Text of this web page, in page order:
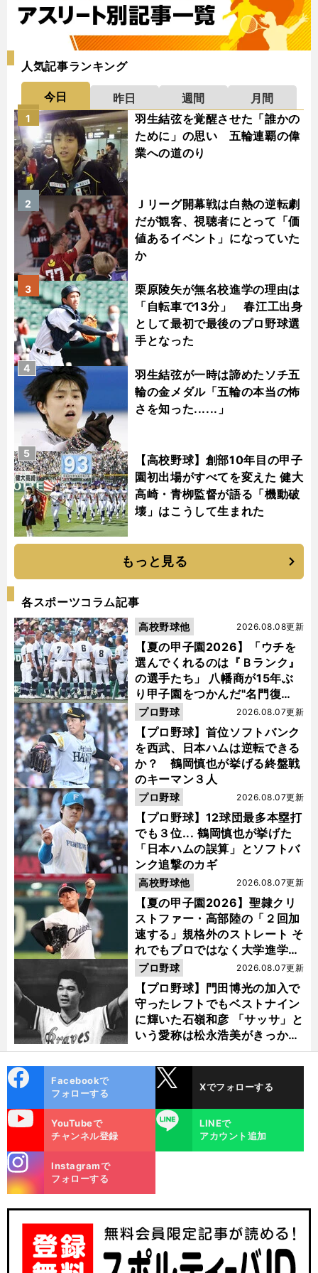
人気記事ランキング
今日 昨日 週間
月間
羽生結弦を覚醒させた「誰かの
ために」の思い 五輪連覇の偉
業への道のり
1
Ｊリーグ開幕戦は白熱の逆転劇
だが観客、視聴者にとって「価
値あるイベント」になっていた
か
2
栗原陵矢が無名校進学の理由は
「自転車で13分」 春江工出身
として最初で最後のプロ野球選
手となった
3
羽生結弦が一時は諦めたソチ五
輪の金メダル「五輪の本当の怖
さを知った......」
4
【高校野球】創部10年目の甲子
園初出場がすべてを変えた 健大
高崎・青栁監督が語る「機動破
壊」はこうして生まれた
5
もっと見る
各スポーツコラム記事
【夏の甲子園2026】「ウチを
選んでくれるのは『Ｂランク』
の選手たち」 八幡商が15年ぶ
り甲子園をつかんだ"名門復
活"の舞台裏
2026.08.08更新
高校野球他
【プロ野球】首位ソフトバンク
を西武、日本ハムは逆転できる
か？ 鶴岡慎也が挙げる終盤戦
のキーマン３人
2026.08.07更新
プロ野球
【プロ野球】12球団最多本塁打
でも３位... 鶴岡慎也が挙げた
「日本ハムの誤算」とソフトバ
ンク追撃のカギ
2026.08.07更新
プロ野球
【夏の甲子園2026】聖隷クリ
ストファー・高部陸の「２回加
速する」規格外のストレート そ
れでもプロではなく大学進学を
選ぶ理由
2026.08.07更新
高校野球他
【プロ野球】門田博光の加入で
守ったレフトでもベストナイン
に輝いた石嶺和彦 「サッサ」と
いう愛称は松永浩美がきっか
け？
2026.08.07更新
プロ野球
ok
Facebookで
フォローする
Xでフォローする
YouTubeで
チャンネル登録
LINE
LINEで
アカウント追加
m
Instagramで
フォローする